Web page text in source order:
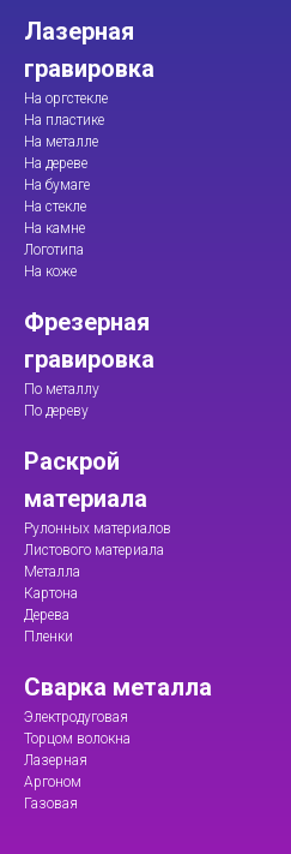
Лазерная
гравировка
На оргстекле
На пластике
На металле
На дереве
На бумаге
На стекле
На камне
Логотипа
На коже
Фрезерная
гравировка
По металлу
По дереву
Раскрой
материала
Рулонных материалов
Листового материала
Металла
Картона
Дерева
Пленки
Сварка металла
Электродуговая
Торцом волокна
Лазерная
Аргоном
Газовая